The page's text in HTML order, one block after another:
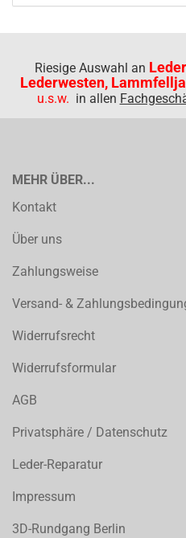
Riesige Auswahl an
Lederwesten,
u.s.w. in allen
MEHR ÜBER...
Kontakt
Über uns
Zahlungsweise
Versand- &
Widerrufsrecht
Widerrufsformular
AGB
Privatsphäre / Datenschutz
Leder-Reparatur
Impressum
3D-Rundgang Berlin